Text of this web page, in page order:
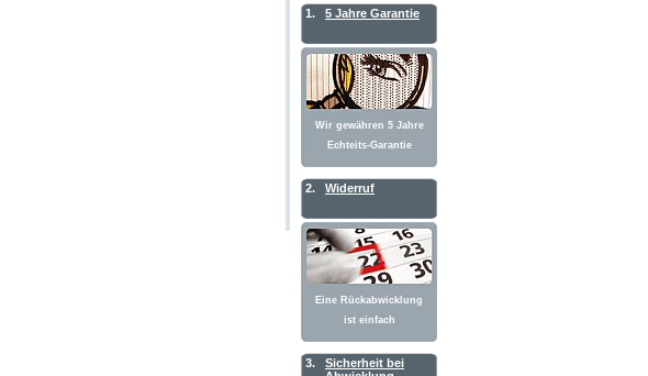
1. 5 Jahre Garantie
Wir gewähren 5 Jahre
Echteits-Garantie
2. Widerruf
Eine Rückabwicklung
ist einfach
3.
Sicherheit bei